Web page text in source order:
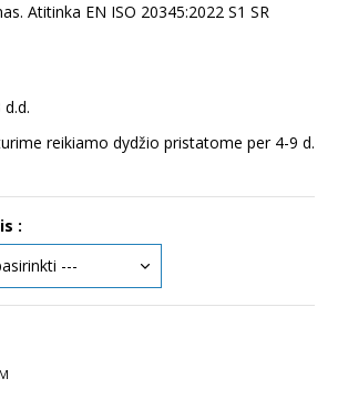
Atitinka EN ISO 20345:2022 S1 SR
reikiamo dydžio pristatome per 4-9 d.
: